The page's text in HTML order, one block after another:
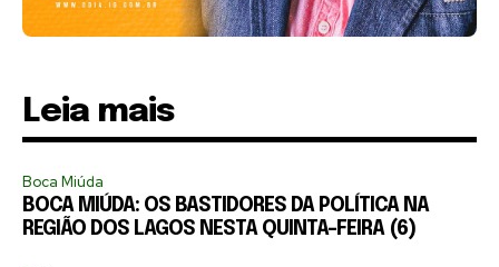
Leia mais
Boca Miúda
BOCA MIÚDA: OS BASTIDORES DA POLÍTICA NA
REGIÃO DOS LAGOS NESTA QUINTA-FEIRA (6)